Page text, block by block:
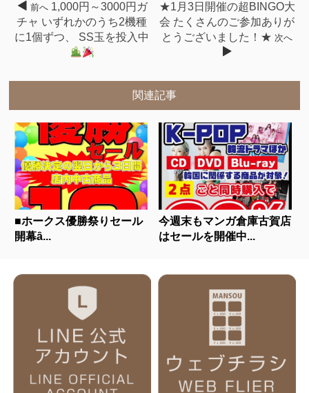
前へ 1,000円～3000円ガ
チャ いずれかのうち2機種
に1個ずつ、 SS玉を投入中
★1月3日開催の超BINGO大
会 たくさんのご参加ありが
とうございました！★ 次へ
関連記事
■ホークス優勝祭りセール
開幕ȃ...
今週末もマンガ倉庫古賀店
はセールを開催中...